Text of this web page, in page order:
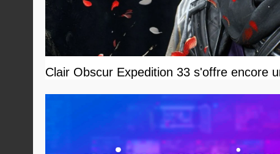
Clair Obscur Expedition 33 s'offre encore